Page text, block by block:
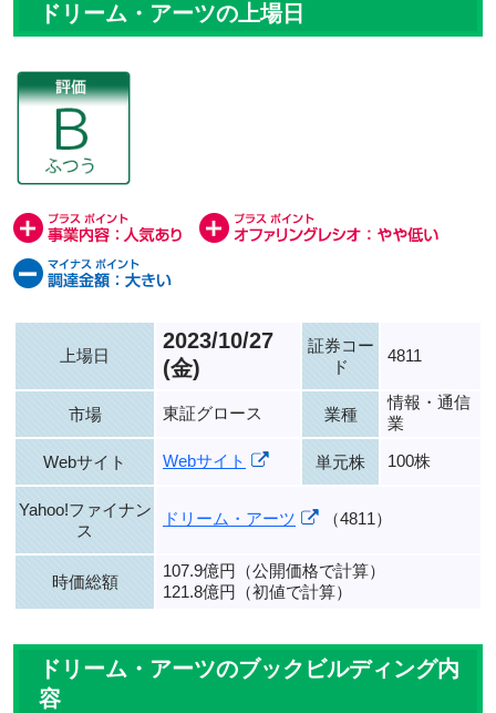
ドリーム・アーツの上場日
上場日
2023/10/27
(金)
証券コー
ド
4811
市場 東証グロース 業種
情報・通信
業
Webサイト Webサイト 単元株 100株
Yahoo!ファイナン
ス
ドリーム・アーツ （4811）
時価総額
107.9億円（公開価格で計算）
121.8億円（初値で計算）
ドリーム・アーツのブックビルディング内
容